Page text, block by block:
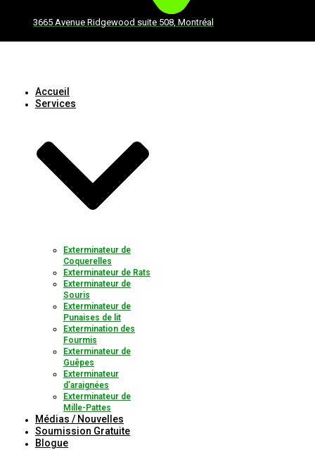
3665 Avenue Ridgewood suite 508, Montréal
Accueil
Services
Exterminateur de
Coquerelles
Exterminateur de Rats
Exterminateur de
Souris
Exterminateur de
Punaises de lit
Extermination des
Fourmis
Exterminateur de
Guêpes
Exterminateur
d’araignées
Exterminateur de
Mille-Pattes
Médias / Nouvelles
Soumission Gratuite
Blogue